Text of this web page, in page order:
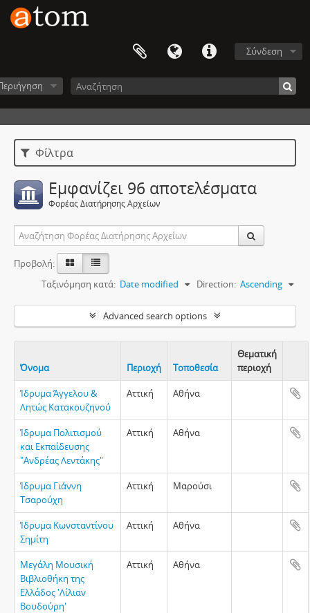
Σύνδεση
Φίλτρα
Εμφανίζει 96 αποτελέσματα
Φορέας Διατήρησης Αρχείων
Προβολή:
Ταξινόμηση κατά: Date modified Direction: Ascending
Advanced search options
Όνομα Περιοχή Τοποθεσία
Θεματική
περιοχή
Ίδρυμα Άγγελου &
Λητώς Κατακουζηνού
Αττική Αθήνα
Ίδρυμα Πολιτισμού
και Εκπαίδευσης
"Ανδρέας Λεντάκης"
Αττική Αθήνα
Ίδρυμα Γιάννη
Τσαρούχη
Αττική Μαρούσι
Ίδρυμα Κωνσταντίνου
Σημίτη
Αττική Αθήνα
Μεγάλη Μουσική
Βιβλιοθήκη της
Ελλάδος 'Λίλιαν
Βουδούρη'
Αττική Αθήνα